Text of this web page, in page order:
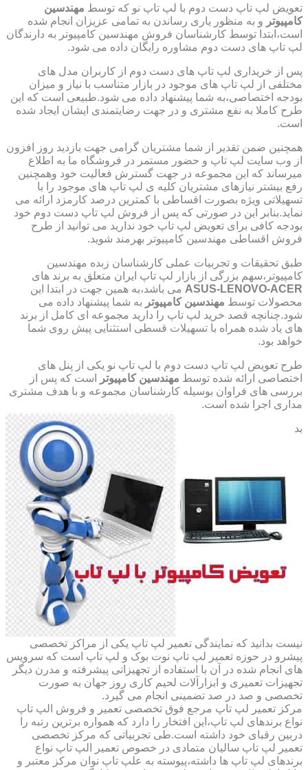
تعویض لپ تاپ دست دوم با لپ تاپ نو که توسط مهندسین
کامپیوتر و به منظور یاری رساندن به تمامی عزیزان انجام شده
است،ابتدا توسط کارشناسان فروش مهندسین کامپیوتر به دارندگان
لپ تاپ های دست دوم مشاوره رایگان داده می شود.
پس از خریداری لپ تاپ های دست دوم از کاربران مدل های
مختلفی از لپ تاپ های موجود در بازار متناسب با نیاز و میزان
بودجه اختصاصی،به شما پیشنهاد داده می شود.طبیعی است که این
طرح کاملا به نفع مشتری و در جهت رضایتمندی ایشان ایجاد شده
است.
همچنین ضمن تقدیر از شما مشتریان گرامی جهت بازدید روز افزون
از وب سایت لپ تاپ و حضور مستمر در فروشگاه ما به اطلاع
میرساند که این مجموعه در جهت گسترش فعالیت خود وهمچنین
رفع بیشتر نیازهای مشتریان کلیه ی لپ تاپ های موجود را با
تسهیلاتی ویژه بصورت اقساطی با کمترین درصد کارمزد ارائه می
نماید.بنابر این در صورتی که پس از فروش لپ تاپ دست دوم خود
بودجه کافی برای تعویض لپ تاپ خود ندارید می توانید از طرح
فروش اقساطی مهندسین کامپیوتر بهرمند شوید.
طبق تحقیقات و تجربیات عملی کارشناسان زبده مهندسین
کامپیوتر،سهم بزرگی از بازار لپ تاپ ایران متعلق به برند های
ASUS-LENOVO-ACER می باشد،به همین جهت در ابتدا این
محصولات توسط مهندسین کامپیوتر به شما پیشنهاد داده می
شود.چنانچه قصد خرید لپ تاپ را دارید مجموعه ای کامل از برند
های یاد شده همراه با تسهیلات قسطی استثنایی پیش روی شما
خواهد بود.
طرح تعویض لپ تاپ دست دوم با لپ تاپ نو یکی از پنل های
اختصاصی ارائه شده توسط مهندسین کامپیوتر
است که پس از
بررسی های فراوان بوسیله کارشناسان مجموعه و با هدف مشتری
مداری اجرا شده است.
بد
نیست بدانید که نمایندگی تعمیر لپ تاپ یکی از مراکز تخصصی
پیشرو در حوزه تعمیر لپ تاپ نوت بوک و لپ تاپ است که سرویس
های انجام شده در آن با استفاده از تجهیزاتی پیشرفته و مدرن دیگر
تجهیزات تعمیری و ابزارآلات لحیم کاری روز جهان به صورت
تخصصی و صد در صد تضمینی انجام می گیرد.
مرکز تعمیر لپ تاپ مرجع فوق تخصصی تعمیر و فروش الپ تاپ
نواع برندهای لپ تاپ،این افتخار را دارد که همواره برترین رتبه را
دربین رقبای خود داشته است.طی تجربیاتی که مرکز تخصصی
تعمیر لپ تاپ سالیان متمادی در خصوص تعمیر الپ تاپ نواع
برندهای لپ تاپ ها داشته،پیوسته به علپ تاپ نوان مرکز معتبر و